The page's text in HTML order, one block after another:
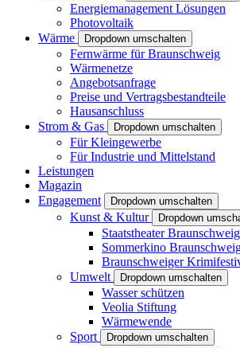
Energiemanagement Lösungen
Photovoltaik
Wärme
Dropdown umschalten
Fernwärme für Braunschweig
Wärmenetze
Angebotsanfrage
Preise und Vertragsbestandteile
Hausanschluss
Strom & Gas
Dropdown umschalten
Für Kleingewerbe
Für Industrie und Mittelstand
Leistungen
Magazin
Engagement
Dropdown umschalten
Kunst & Kultur Dropdown
Staatstheater Braunschweig
Sommerkino
Braunschweiger
Umwelt
Dropdown umschalten
Wasser schützen
Veolia Stiftung
Wärmewende
Sport
Dropdown umschalten